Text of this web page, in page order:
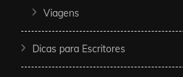
Viagens
Dicas para Escritores